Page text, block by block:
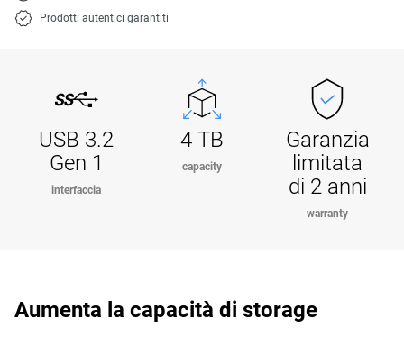
Prodotti autentici garantiti
USB 3.2
Gen 1
interfaccia
4 TB
capacity
Garanzia
limitata
di 2 anni
warranty
Aumenta la capacità di storage